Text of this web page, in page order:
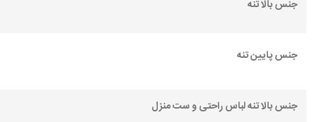
جنس بالا تنه
جنس پایین تنه
جنس بالا تنه لباس راحتی و ست منزل